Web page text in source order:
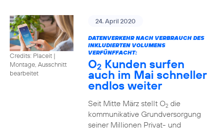
Credits: Placeit |
Montage, Ausschnitt
bearbeitet
24. April 2020
DATENVERKEHR NACH VERBRAUCH DES
INKLUDIERTEN VOLUMENS
VERFÜNFFACHT:
O2 Kunden surfen
auch im Mai schneller
endlos weiter
Seit Mitte März stellt O2die
kommunikative Grundversorgung
seiner Millionen Privat- und